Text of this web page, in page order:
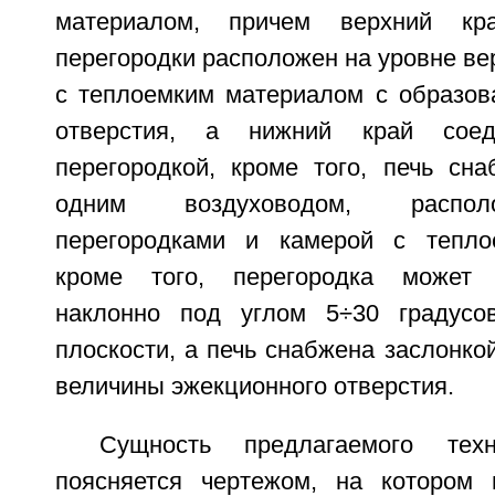
материалом, причем верхний
перегородки расположен на уровне
с теплоемким материалом с
отверстия, а нижний край
перегородкой, кроме того, печь
одним воздуховодом,
перегородками и камерой с
кроме того, перегородка может
наклонно под углом 5÷30
плоскости, а печь снабжена
величины эжекционного отверстия.
Сущность предлагаемого
поясняется чертежом, на котором